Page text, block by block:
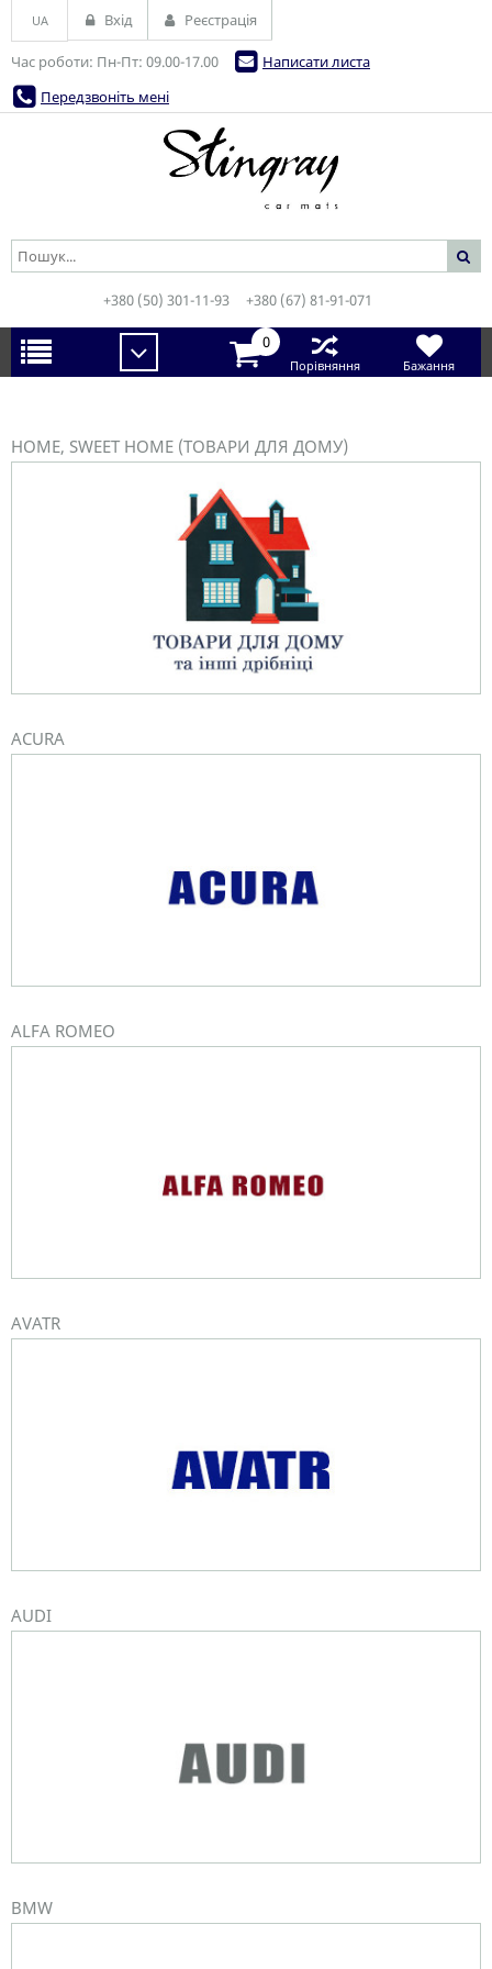
HOME, SWEET HOME (ТОВАРИ ДЛЯ ДОМУ)
ACURA
ALFA ROMEO
AVATR
AUDI
BMW
Час роботи: Пн-Пт: 09.00-17.00
Написати листа
Передзвоніть мені
UA Вхід Реєстрація
+380 (50) 301-11-93 +380 (67) 81-91-071
0
Порівняння Бажання